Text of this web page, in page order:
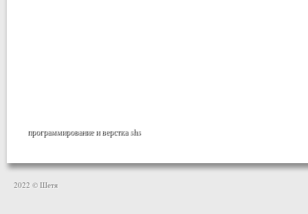
программирование и версткаshs
2022 © Шетя